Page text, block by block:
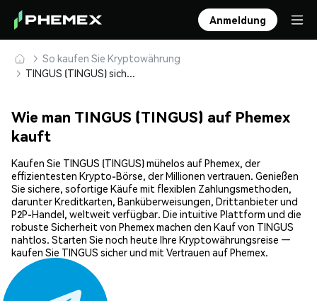
Anmeldung
So kaufen Sie Kryptowährung
TINGUS (TINGUS) sicher kaufen und speichern
Wie man TINGUS (TINGUS) auf Phemex
kauft
Kaufen Sie TINGUS (TINGUS) mühelos auf Phemex, der
effizientesten Krypto-Börse, der Millionen vertrauen. Genießen
Sie sichere, sofortige Käufe mit flexiblen Zahlungsmethoden,
darunter Kreditkarten, Banküberweisungen, Drittanbieter und
P2P-Handel, weltweit verfügbar. Die intuitive Plattform und die
robuste Sicherheit von Phemex machen den Kauf von TINGUS
nahtlos. Starten Sie noch heute Ihre Kryptowährungsreise —
kaufen Sie TINGUS sicher und mit Vertrauen auf Phemex.